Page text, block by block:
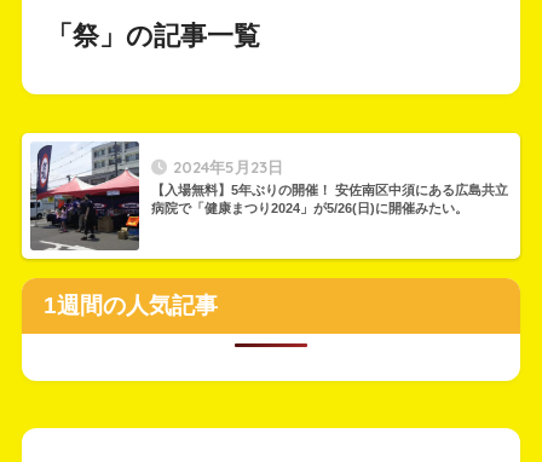
「祭」の記事一覧
2024年5月23日
【入場無料】5年ぶりの開催！ 安佐南区中須にある広島共立
病院で「健康まつり2024」が5/26(日)に開催みたい。
1週間の人気記事